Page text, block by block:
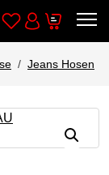
Wishlist
Account
Cart
Jeans Hosen